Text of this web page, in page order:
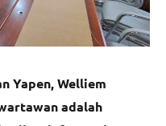
Yapen, Welliem
adalah